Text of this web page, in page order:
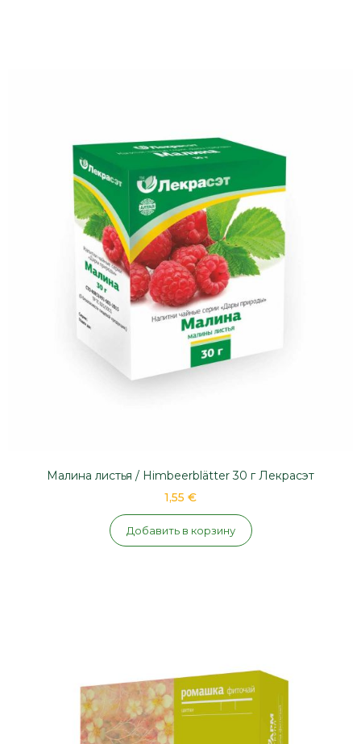
Малина листья / Himbeerblätter 30 г Лекрасэт
1,55 €
Добавить в корзину